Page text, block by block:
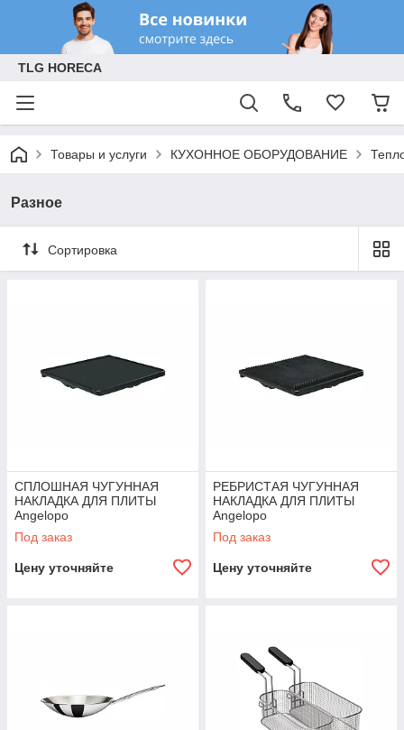
TLG HORECA
Товары и услуги КУХОННОЕ ОБОРУДОВАНИЕ
Разное
Сортировка
СПЛОШНАЯ ЧУГУННАЯ
НАКЛАДКА ДЛЯ ПЛИТЫ
Angelopo
Под заказ
Цену уточняйте
РЕБРИСТАЯ ЧУГУННАЯ
НАКЛАДКА ДЛЯ ПЛИТЫ
Angelopo
Под заказ
Цену уточняйте